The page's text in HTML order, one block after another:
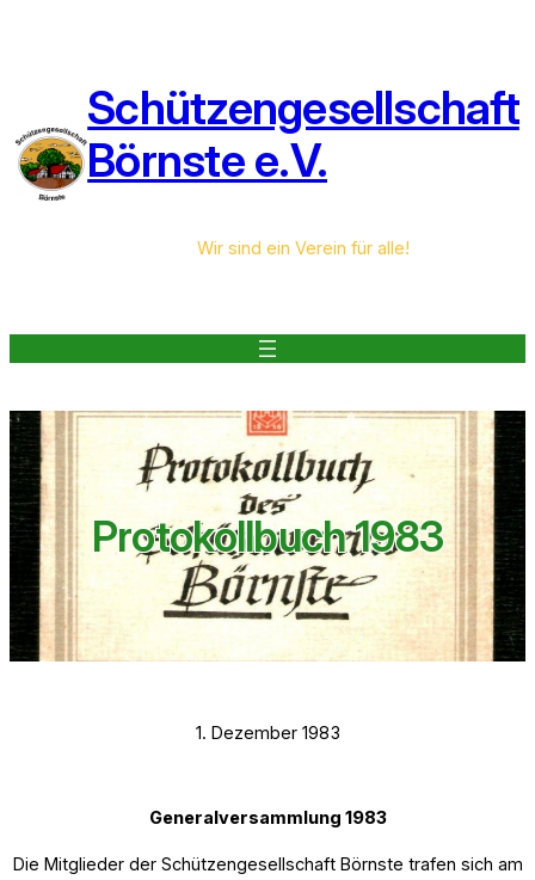
Schützengesellschaft
Börnste e.V.
Wir sind ein Verein für alle!
Protokollbuch 1983
1. Dezember 1983
Generalversammlung 1983
Die Mitglieder der Schützengesellschaft Börnste trafen sich am